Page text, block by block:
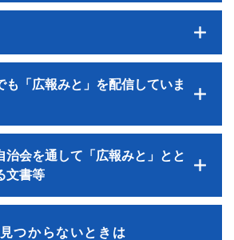
も「広報みと」を配信していま
治会を通して「広報みと」とと
文書等
見つからないときは